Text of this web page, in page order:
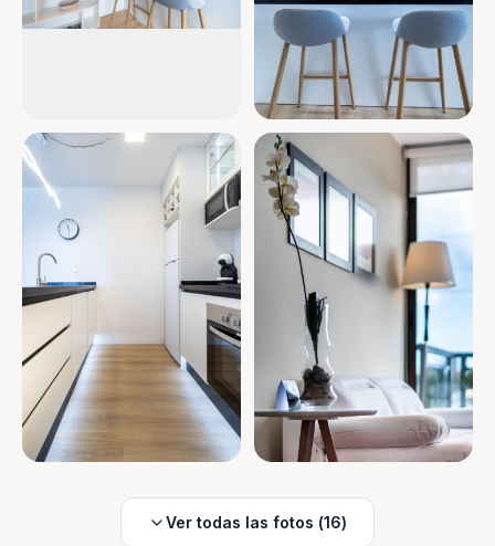
Ver todas las fotos (16)